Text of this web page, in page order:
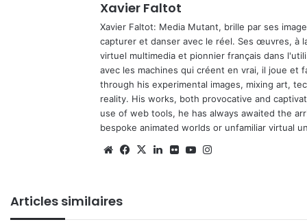
Xavier Faltot
Xavier Faltot: Media Mutant, brille par ses
capturer et danser avec le réel. Ses œuvres, à
virtuel multimedia et pionnier français dans
avec les machines qui créent en vrai, il joue et
through his experimental images, mixing art,
reality. His works, both provocative and
use of web tools, he has always awaited the
bespoke animated worlds or unfamiliar virtual
We Fa
X
Lin Fli Yo
Articles similaires